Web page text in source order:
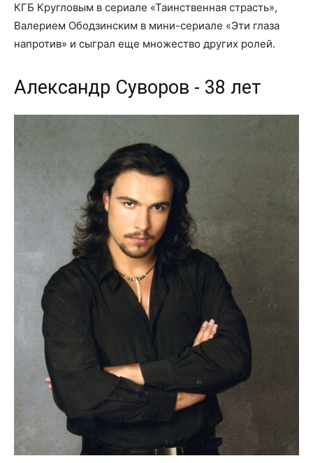
КГБ Кругловым в сериале «Таинственная страсть»,
Валерием Ободзинским в мини-сериале «Эти глаза
напротив» и сыграл еще множество других ролей.
Александр Суворов - 38 лет